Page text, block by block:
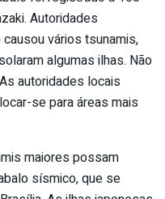
Autoridades
vários tsunamis,
algumas ilhas. Não
autoridades locais
se para áreas mais
maiores possam
sísmico, que se